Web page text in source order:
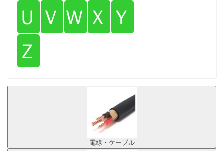
Ｕ Ｖ Ｗ Ｘ Ｙ
Ｚ
電線・ケーブル